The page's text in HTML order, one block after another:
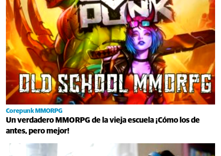
Corepunk MMORPG
Un verdadero MMORPG de la vieja escuela ¡Cómo los de
antes, pero mejor!